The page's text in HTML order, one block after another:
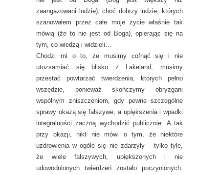
zaangażowani ludzie), choć dobrzy ludzie, których
szanowałem przez całe moje życie właśnie tak
mówią (że to nie jest od Boga), opierając się na
tym, co wiedzą i widzieli…
Chodzi mi o to, że musimy cofnąć się i nie
utożsamiać się blisko z Lakeland, musimy
przestać powtarzać twierdzenia, których pełno
wszędzie, ponieważ skończymy obryzgani
wspólnym zniszczeniem, gdy pewne szczególne
sprawy okażą się fałszywe, a upiększenia i wpadki
integralności zaczną wychodzić publicznie. A tak
przy okazji, nikt nie mówi o tym, że niektóre
uzdrowienia w ogóle się nie zdarzyły – tylko tyle,
że wiele fałszywych, upiększonych i nie
udowodnionych twierdzeń zostało poczynionych.